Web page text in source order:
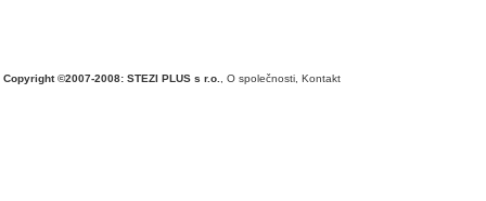
Copyright ©2007-2008: STEZI PLUS s r.o. O společnosti Kontakt